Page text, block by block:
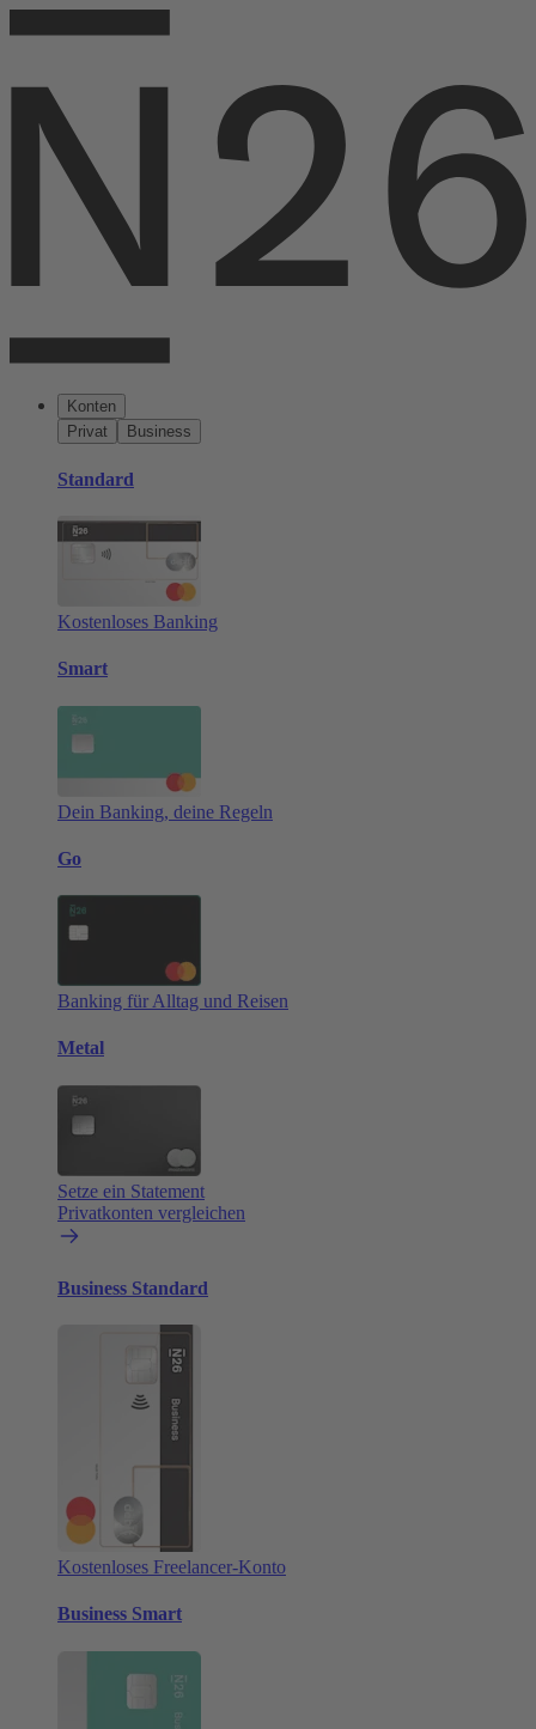
Konten
Privat
Business
Standard
Kostenloses Banking
Smart
Dein Banking, deine Regeln
Go
Banking für Alltag und Reisen
Metal
Setze ein Statement
Privatkonten vergleichen
Business Standard
Kostenloses Freelancer-Konto
Business Smart